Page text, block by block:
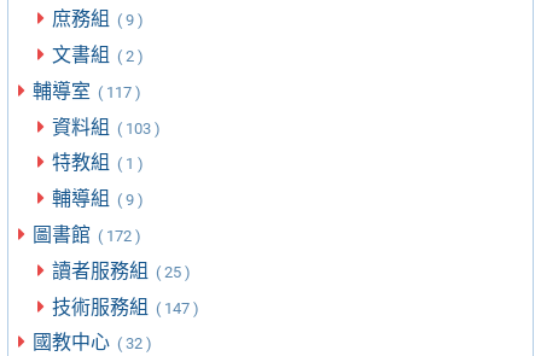
庶務組 ( 9 )
文書組 ( 2 )
輔導室 ( 117 )
資料組 ( 103 )
特教組 ( 1 )
輔導組 ( 9 )
圖書館 ( 172 )
讀者服務組 ( 25 )
技術服務組 ( 147 )
國教中心 ( 32 )